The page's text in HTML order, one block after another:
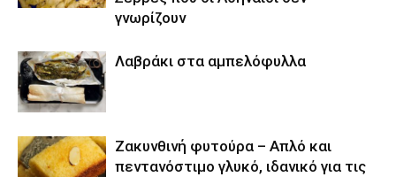
γνωρίζουν
Λαβράκι στα αμπελόφυλλα
Ζακυνθινή φυτούρα – Απλό και
πεντανόστιμο γλυκό, ιδανικό για τις